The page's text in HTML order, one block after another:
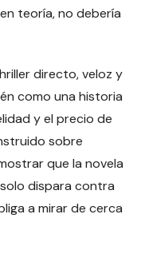
teoría, no debería
directo, veloz y
como una historia
y el precio de
sobre
que la novela
dispara contra
a mirar de cerca